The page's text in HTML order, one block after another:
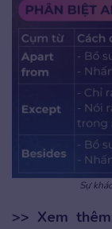
Sự
>> Xem thêm